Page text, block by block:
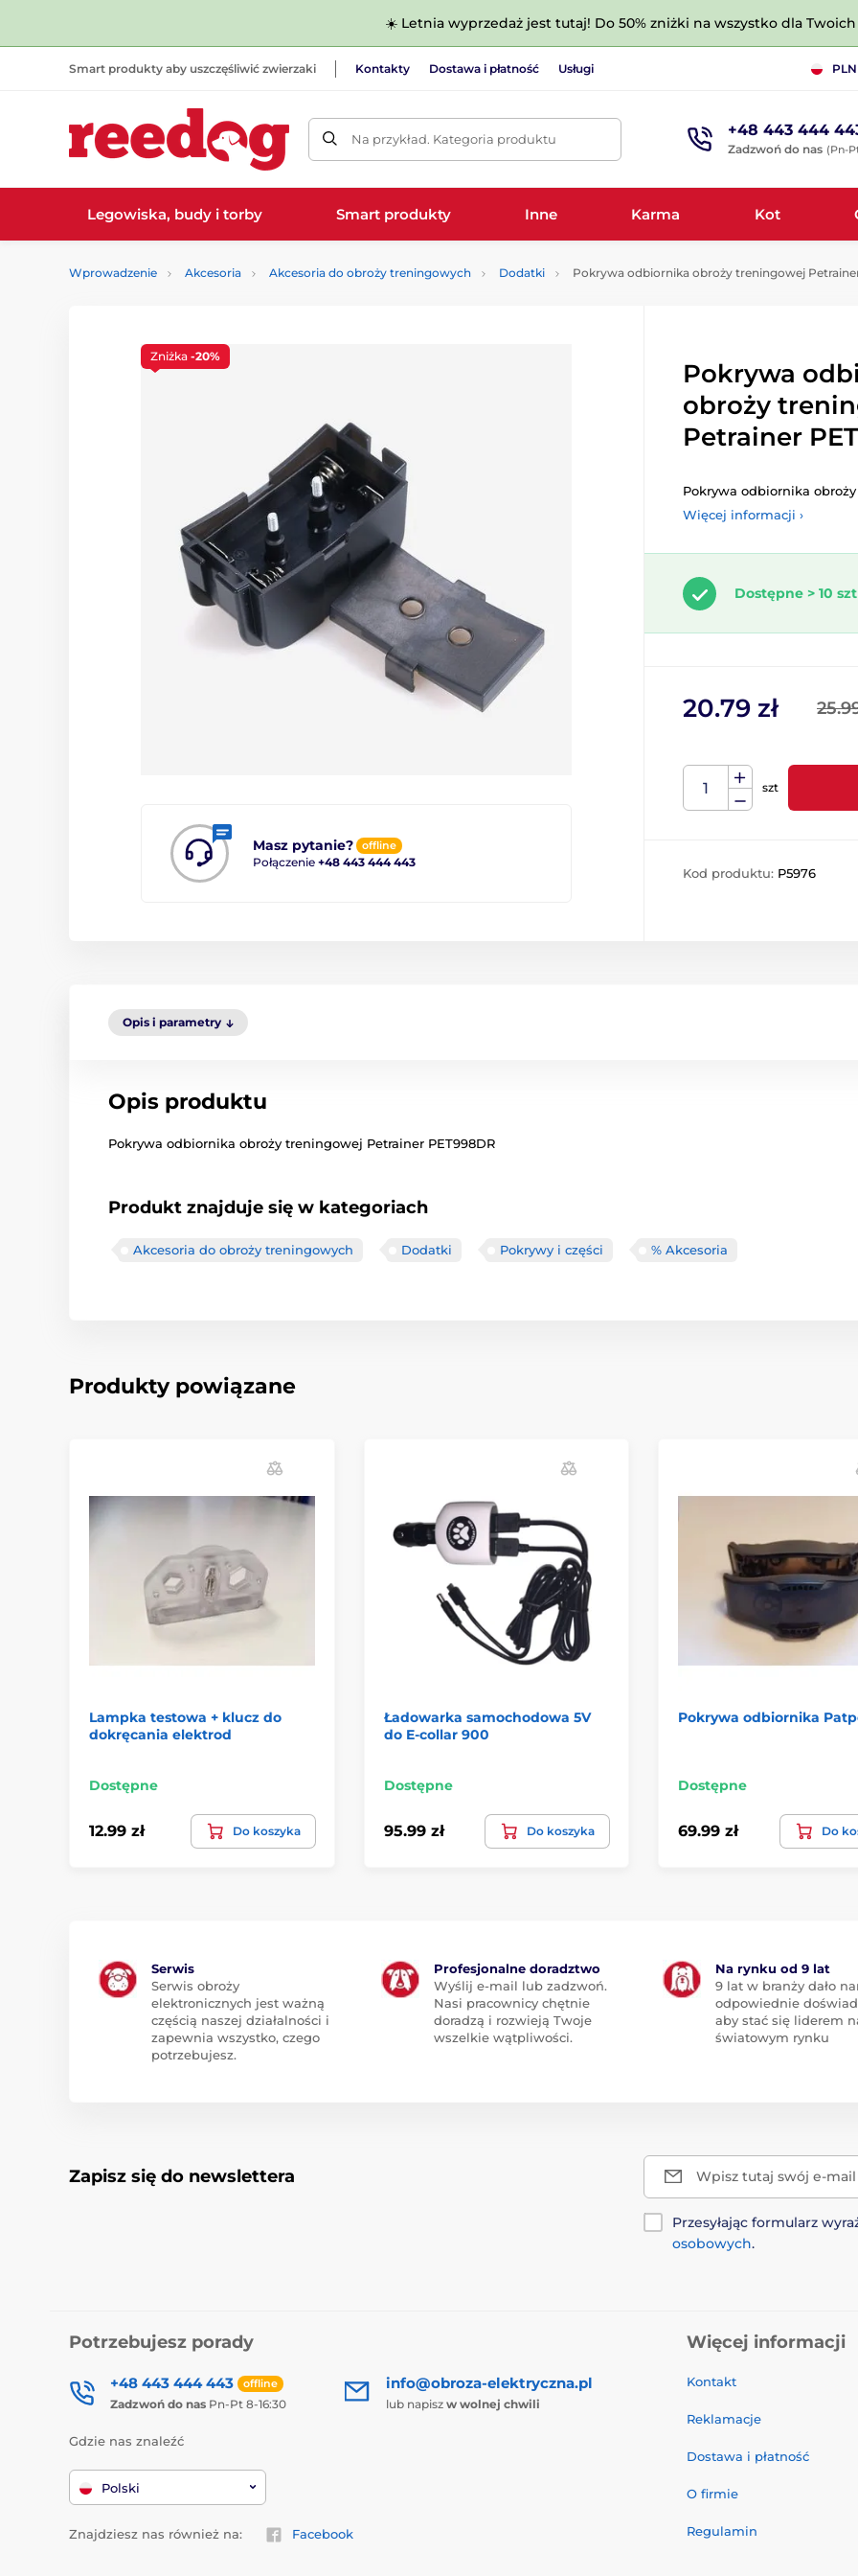
☀️ Letnia wyprzedaż jest tutaj! Do 50% zniżki na wszystko dla
Smart produkty aby uszczęśliwić zwierzaki Kontakty Dostawa i płatność Usługi PLN
Na przykład. Kategoria produktu +48 443 444
Zadzwoń do nas (Pn-
Legowiska, budy i torby Smart produkty Inne Karma Kot
Wprowadzenie Akcesoria Akcesoria do obroży treningowych Dodatki Pokrywa odbiornika obroży treningowej
Masz pytanie? offline
Połączenie +48 443 444 443
Zniżka -20%
Pokrywa
obroży
Petrainer
Pokrywa odbiornika
Więcej informacji ›
Dostępne > 10 szt
20.79 zł
szt
Kod produktu: P5976
Opis i parametry
Opis produktu
Pokrywa odbiornika obroży treningowej Petrainer PET998DR
Produkt znajduje się w kategoriach
Akcesoria do obroży treningowych Dodatki Pokrywy i części % Akcesoria
Produkty powiązane
Lampka testowa + klucz do
dokręcania elektrod
Dostępne
12.99 zł Do koszyka
Ładowarka samochodowa 5V
do E-collar 900
Dostępne
95.99 zł Do koszyka
Pokrywa odbiornika
Dostępne
69.99 zł Do
Serwis
Serwis obroży
elektronicznych jest ważną
częścią naszej działalności i
zapewnia wszystko, czego
potrzebujesz.
Profesjonalne doradztwo
Wyślij e-mail lub zadzwoń.
Nasi pracownicy chętnie
doradzą i rozwieją Twoje
wszelkie wątpliwości.
Na rynku od 9 lat
9 lat w branży dało
odpowiednie
aby stać się liderem
światowym rynku
Zapisz się do newslettera Wpisz tutaj swój e-mail
Przesyłając formularz
osobowych.
Potrzebujesz porady
+48 443 444 443 offline
Zadzwoń do nas Pn-Pt 8-16:30
info@obroza-elektryczna.pl
lub napisz w wolnej chwili
Gdzie nas znaleźć
Polski
Znajdziesz nas również na: Facebook
Więcej informacji
Kontakt
Reklamacje
Dostawa i płatność
O firmie
Regulamin